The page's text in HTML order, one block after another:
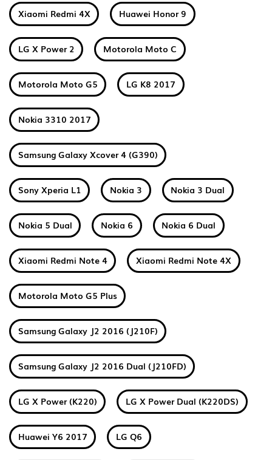
Xiaomi Redmi 4X Huawei Honor 9
LG X Power 2 Motorola Moto C
Motorola Moto G5 LG K8 2017
Nokia 3310 2017
Samsung Galaxy Xcover 4 (G390)
Sony Xperia L1 Nokia 3 Nokia 3 Dual
Nokia 5 Dual Nokia 6 Nokia 6 Dual
Xiaomi Redmi Note 4 Xiaomi Redmi Note 4X
Motorola Moto G5 Plus
Samsung Galaxy J2 2016 (J210F)
Samsung Galaxy J2 2016 Dual (J210FD)
LG X Power (K220) LG X Power Dual (K220DS)
Huawei Y6 2017 LG Q6